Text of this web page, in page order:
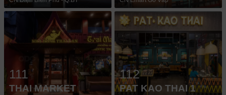
111
THAI MARKET
112
PAT KAO THAI 1